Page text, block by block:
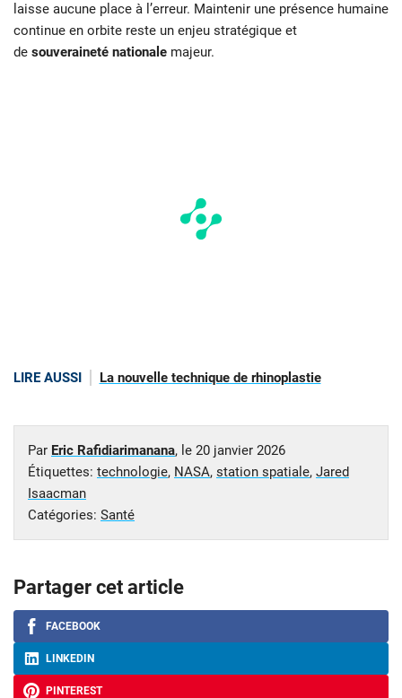
laisse aucune place à l’erreur. Maintenir une présence humaine
continue en orbite reste un enjeu stratégique et
de souveraineté nationale majeur.
LIRE AUSSI La nouvelle technique de rhinoplastie
Par Eric Rafidiarimanana, le 20 janvier 2026
Étiquettes: technologie, NASA, station spatiale, Jared
Isaacman
Catégories: Santé
Partager cet article
FACEBOOK
LINKEDIN
PINTEREST